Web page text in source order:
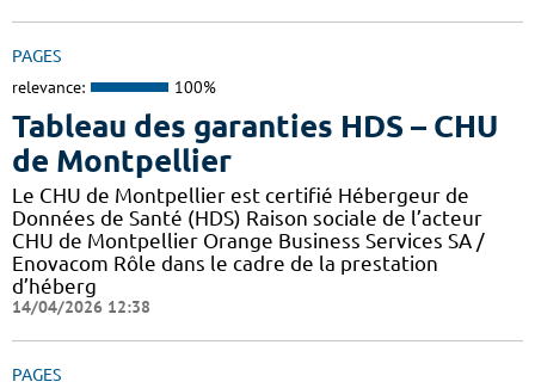
PAGES
relevance: 100%
Tableau des garanties HDS – CHU
de Montpellier
Le CHU de Montpellier est certifié Hébergeur de
Données de Santé (HDS) Raison sociale de l’acteur
CHU de Montpellier Orange Business Services SA /
Enovacom Rôle dans le cadre de la prestation
d’héberg
14/04/2026 12:38
PAGES